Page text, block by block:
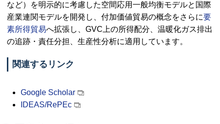
など）を明示的に考慮した空間応用一般均衡モデルと国際
産業連関モデルを開発し、付加価値貿易の概念をさらに要
素所得貿易へ拡張し、GVC上の所得配分、温暖化ガス排出
の追跡・責任分担、生産性分析に適用しています。
関連するリンク
Google Scholar
IDEAS/RePEc